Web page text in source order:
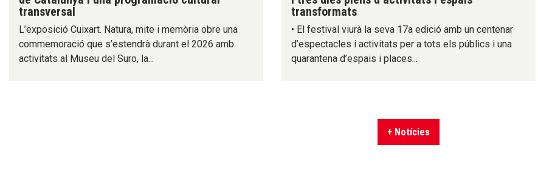
transversal
L’exposició Cuixart. Natura, mite i memòria obre una
commemoració que s’estendrà durant el 2026 amb
activitats al Museu del Suro, la...
transformats
• El festival viurà la seva 17a edició amb un centenar
d’espectacles i activitats per a tots els públics i una
quarantena d’espais i places...
+ Notícies